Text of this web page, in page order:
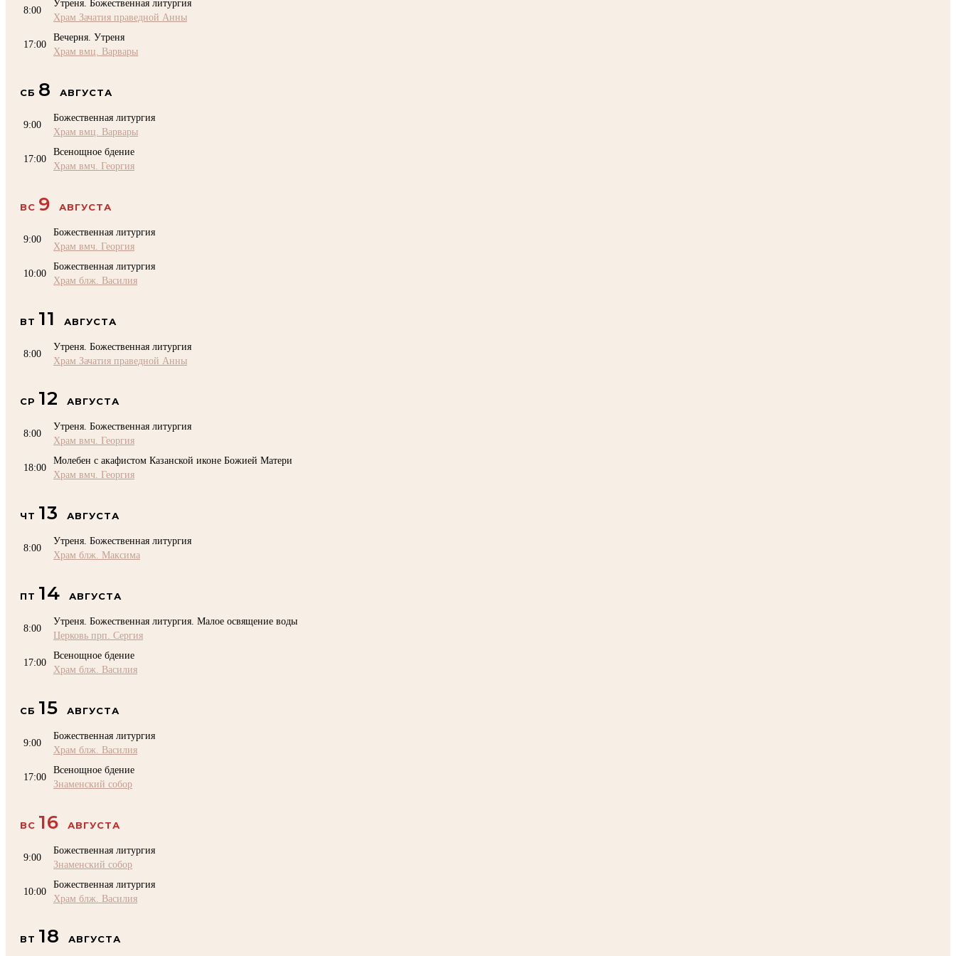
8:00
Утреня. Божественная литургия
Храм Зачатия праведной Анны
17:00
Вечерня. Утреня
Храм вмц. Варвары
СБ 8 АВГУСТА
9:00
Божественная литургия
Храм вмц. Варвары
17:00
Всенощное бдение
Храм вмч. Георгия
ВС 9 АВГУСТА
9:00
Божественная литургия
Храм вмч. Георгия
10:00
Божественная литургия
Храм блж. Василия
ВТ 11 АВГУСТА
8:00
Утреня. Божественная литургия
Храм Зачатия праведной Анны
СР 12 АВГУСТА
8:00
Утреня. Божественная литургия
Храм вмч. Георгия
18:00
Молебен с акафистом Казанской иконе Божией Матери
Храм вмч. Георгия
ЧТ 13 АВГУСТА
8:00
Утреня. Божественная литургия
Храм блж. Максима
ПТ 14 АВГУСТА
8:00
Утреня. Божественная литургия. Малое освящение воды
Церковь прп. Сергия
17:00
Всенощное бдение
Храм блж. Василия
СБ 15 АВГУСТА
9:00
Божественная литургия
Храм блж. Василия
17:00
Всенощное бдение
Знаменский собор
ВС 16 АВГУСТА
9:00
Божественная литургия
Знаменский собор
10:00
Божественная литургия
Храм блж. Василия
ВТ 18 АВГУСТА